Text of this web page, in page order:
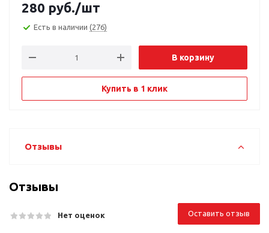
280 руб./шт
Есть в наличии (276)
В корзину
Купить в 1 клик
Отзывы
Отзывы
Нет оценок Оставить отзыв